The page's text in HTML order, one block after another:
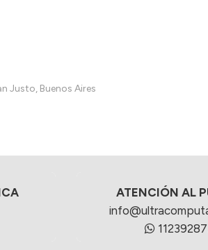
Justo, Buenos Aires
ATENCIÓN AL